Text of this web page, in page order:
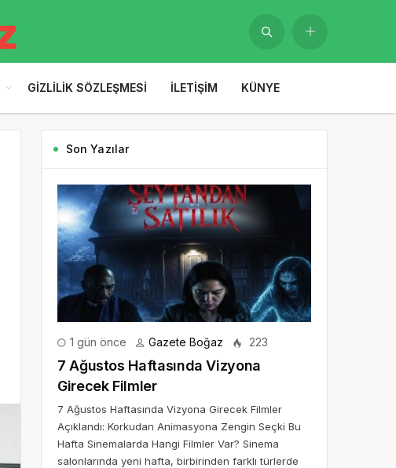
GIZLILIK SÖZLEŞMESI İLETIŞIM KÜNYE
Son Yazılar
1 gün önce Gazete Boğaz 223
7 Ağustos Haftasında Vizyona
Girecek Filmler
7 Ağustos Haftasında Vizyona Girecek Filmler
Açıklandı: Korkudan Animasyona Zengin Seçki Bu
Hafta Sinemalarda Hangi Filmler Var? Sinema
salonlarında yeni hafta, birbirinden farklı türlerde